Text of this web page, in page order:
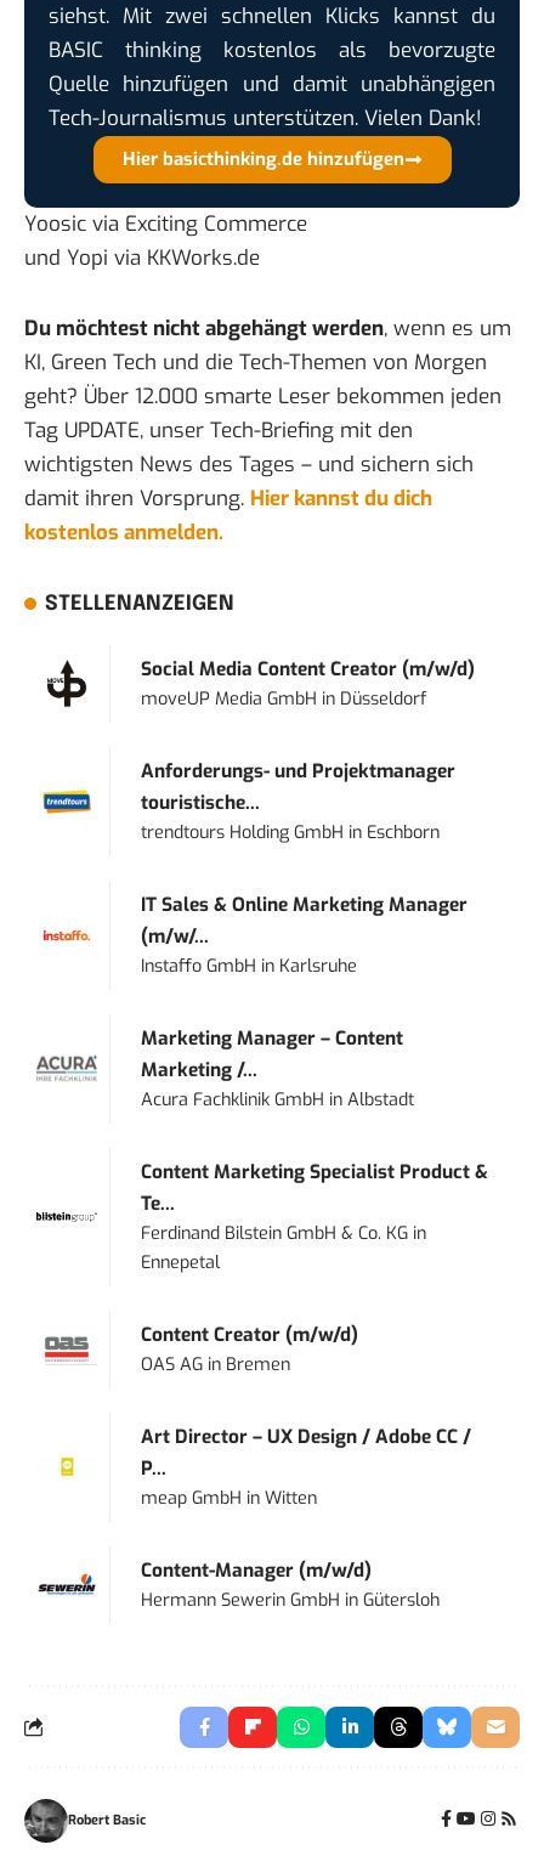
siehst. Mit zwei schnellen Klicks kannst du
BASIC thinking kostenlos als bevorzugte
Quelle hinzufügen und damit unabhängigen
Tech-Journalismus unterstützen. Vielen Dank!
Hier basicthinking.de hinzufügen
Yoosic via Exciting Commerce
und Yopi via KKWorks.de
Du möchtest nicht abgehängt werden, wenn es um
KI, Green Tech und die Tech-Themen von Morgen
geht? Über 12.000 smarte Leser bekommen jeden
Tag UPDATE, unser Tech-Briefing mit den
wichtigsten News des Tages – und sichern sich
damit ihren Vorsprung. Hier kannst du dich
kostenlos anmelden.
STELLENANZEIGEN
Social Media Content Creator (m/w/d)
moveUP Media GmbH in Düsseldorf
Anforderungs- und Projektmanager
touristische...
trendtours Holding GmbH in Eschborn
IT Sales & Online Marketing Manager
(m/w/...
Instaffo GmbH in Karlsruhe
Marketing Manager – Content
Marketing /...
Acura Fachklinik GmbH inAlbstadt
Content Marketing Specialist Product &
Te...
Ferdinand Bilstein GmbH & Co. KG in
Ennepetal
Content Creator (m/w/d)
OAS AG in Bremen
Art Director – UX Design / Adobe CC /
P...
meap GmbH inWitten
Content-Manager (m/w/d)
Hermann Sewerin GmbH inGütersloh
Robert Basic